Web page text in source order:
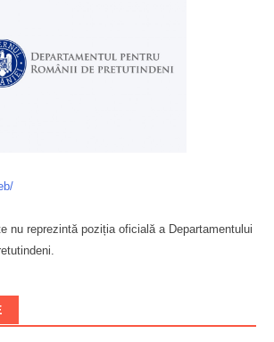
nu reprezintă poziția oficială a Departamentului